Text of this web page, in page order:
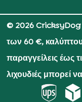
© 2026
των 60 €,
παραγγείλεις έως
λιχουδιές μπορεί